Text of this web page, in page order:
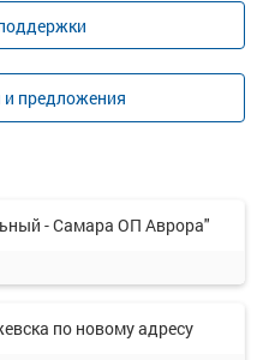
предложения
- Самара ОП Аврора"
по новому адресу